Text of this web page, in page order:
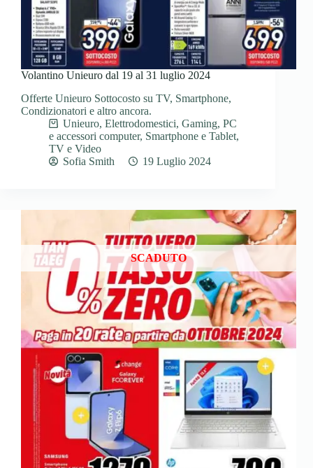
Volantino Unieuro dal 19 al 31 luglio 2024
Offerte Unieuro Sottocosto su TV, Smartphone,
Condizionatori e altro ancora.
Unieuro, Elettrodomestici, Gaming, PC
e accessori computer, Smartphone e Tablet,
TV e Video
Sofia Smith
19 Luglio 2024
SCADUTO